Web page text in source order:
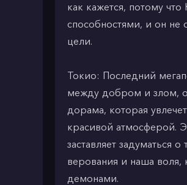
как кажется, потому
способностями, и он не
цели.
Токио: Последний
между добром и злом,
дорама, которая
красивой атмосферой.
заставляет задуматься
верования и наша воля,
демонами.